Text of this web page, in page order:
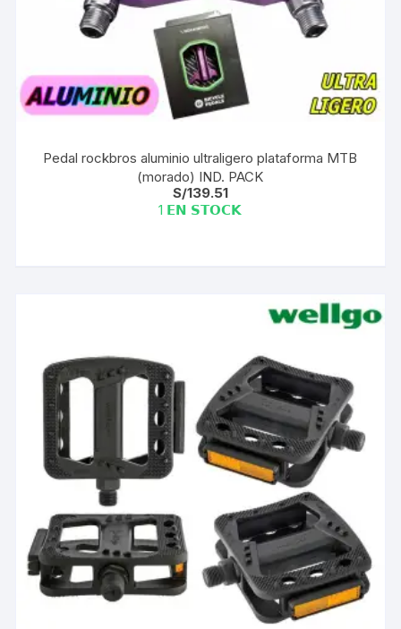
Pedal rockbros aluminio ultraligero plataforma MTB
(morado) IND. PACK
S/139.51
1 𝗘𝗡 𝗦𝗧𝗢𝗖𝗞